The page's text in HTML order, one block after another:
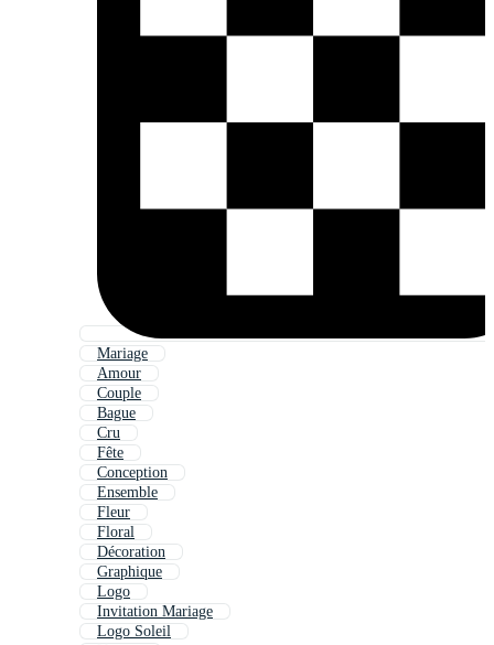
Mariage
Amour
Couple
Bague
Cru
Fête
Conception
Ensemble
Fleur
Floral
Décoration
Graphique
Logo
Invitation Mariage
Logo Soleil